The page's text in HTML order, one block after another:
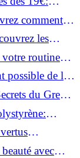
comment
les
routine
possible de les
du Green
!
avec